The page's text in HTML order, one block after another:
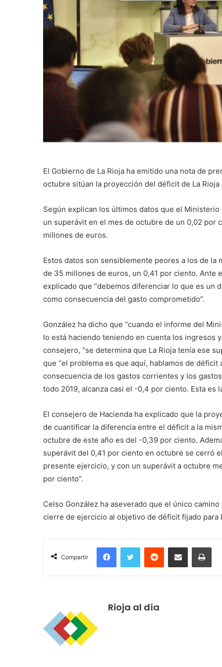
El Gobierno de La Rioja ha emitido una nota de
octubre sitúan la proyección del déficit de La
Según explican los últimos datos que el
un superávit en el mes de octubre de un 0,02 por
millones de euros.
Estos datos son sensiblemente peores a los de
de 35 millones de euros, un 0,41 por ciento. Ante
explicado que “debemos diferenciar lo que es
como consecuencia del gasto comprometido”.
González ha dicho que “cuando el informe del
lo está haciendo teniendo en cuenta los ingresos
consejero, “se determina que La Rioja tenía ese
que “el problema es que aquí, hablamos de
consecuencia de los gastos corrientes y los
todo 2019, alcanza casi el -0,4 por ciento. Esta es
El consejero de Hacienda ha explicado que la
de cuantificar la diferencia entre el déficit a la
octubre de este año es del -0,39 por ciento.
superávit del 0,41 por ciento en octubre se cerró
presente ejercicio, y con un superávit a octubre
por ciento”.
Celso González ha aseverado que el único
cierre de ejercicio al objetivo de déficit fijado para
Compartir
Rioja al día